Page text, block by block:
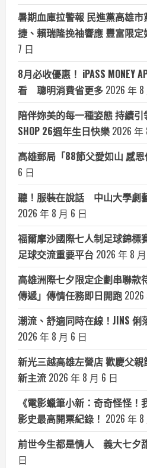
暑期血庫拉警報 民進黨高雄
捷、賴瑞隆挽袖響應 豐富限定
7 日
8月必收優惠！ iPASS MONEY
看 聰明消費省更多 2026 年 8
陪伴妳美的每一種姿態 持續引
SHOP 26週年生日快樂 2026 年
高雄郵局「88節父愛如山 感
6 日
聽！服裝在說話 中山大學劇
2026 年 8 月 6 日
福爾摩沙國際七人制足球錦
足球交流重要平台 2026 年 8
高雄洲際七夕限定企劃串聯款
傳遞」傳情任務即日開跑
潮流、舒適同時在線！JINS
2026 年 8 月 6 日
新光三越高雄左營店 歡慶父
新主流 2026 年 8 月 6 日
《電影蠟筆小新：奇奇怪怪
影史最高開票紀錄！ 2026 年
前世今生都是情人 義大七夕
日